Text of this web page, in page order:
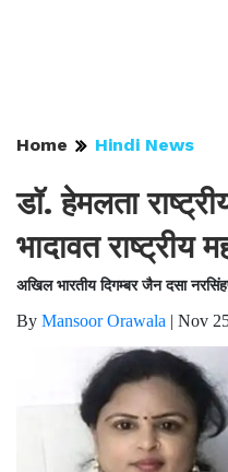
Home Hindi News
डाॅ. हेमलता
भादावत राष्ट्रीय
अखिल भारतीय दिगम्बर जैन दसा
By Mansoor Orawala | Nov